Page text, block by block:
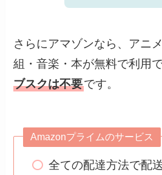
さらにアマゾンなら、アニ
組・音楽・本が無料で利用
ブスクは不要です。
Amazonプライムのサービス
全ての配達方法で配